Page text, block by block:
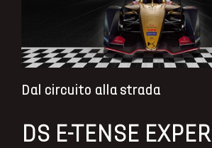
Dal circuito alla strada
DS E-TENSE